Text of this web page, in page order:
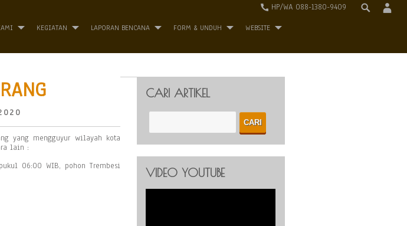
HP/WA 088-1380-9409
KEGIATAN LAPORAN BENCANA FORM & UNDUH WEBSITE
yang mengguyur wilayah kota
lain :
06:00 WIB, pohon Trembesi
CARI ARTIKEL
VIDEO YOUTUBE